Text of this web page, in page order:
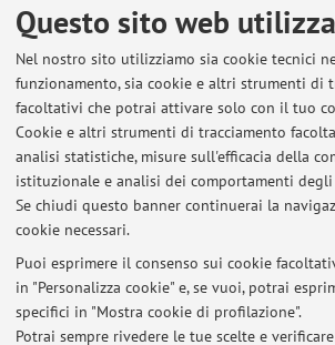
Questo sito web
Nel nostro sito utilizziamo sia cookie tecnici
funzionamento, sia cookie e altri strumenti di
facoltativi che potrai attivare solo con il tuo
Cookie e altri strumenti di tracciamento
analisi statistiche, misure sull'efficacia della
istituzionale e analisi dei comportamenti
Se chiudi questo banner continuerai la
cookie necessari.
Puoi esprimere il consenso sui cookie
in "Personalizza cookie" e, se vuoi, potrai
specifici in "Mostra cookie di profilazione".
Potrai sempre rivedere le tue scelte e
dopoguerra. Analisi comparativa LCA
edifici di nuova costruzione a telaio in
con tamponamenti in laterizio e in
autoclavato
Riqualificazione energetica del
residenziale del secondo Novecento
Bologna: analisi e valutazione degli
Superbonus 110% in edifici
Ultimi avvisi